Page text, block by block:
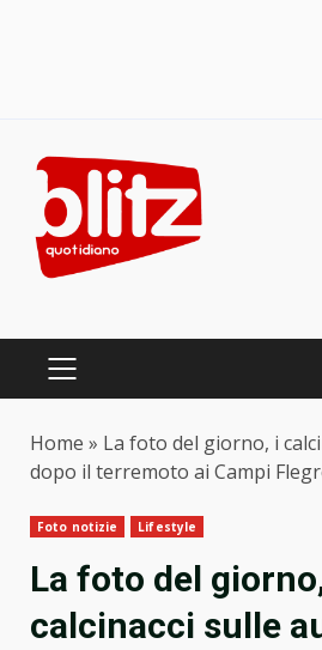
content
PRIMARY
Home » La foto del giorno, i
dopo il terremoto ai Campi
Foto notizie Lifestyle
La foto del
calcinacci sulle